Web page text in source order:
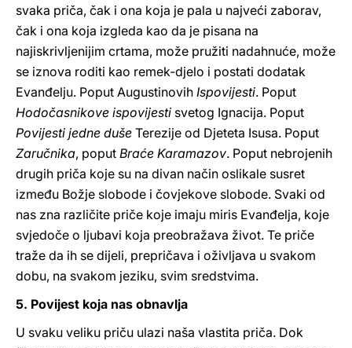
svaka priča, čak i ona koja je pala u najveći zaborav,
čak i ona koja izgleda kao da je pisana na
najiskrivljenijim crtama, može pružiti nadahnuće, može
se iznova roditi kao remek-djelo i postati dodatak
Evanđelju. Poput Augustinovih Ispovijesti. Poput
Hodočasnikove ispovijesti svetog Ignacija. Poput
Povijesti jedne duše Terezije od Djeteta Isusa. Poput
Zaručnika, poput Braće Karamazov. Poput nebrojenih
drugih priča koje su na divan način oslikale susret
između Božje slobode i čovjekove slobode. Svaki od
nas zna različite priče koje imaju miris Evanđelja, koje
svjedoče o ljubavi koja preobražava život. Te priče
traže da ih se dijeli, prepričava i oživljava u svakom
dobu, na svakom jeziku, svim sredstvima.
5. Povijest koja nas obnavlja
U svaku veliku priču ulazi naša vlastita priča. Dok